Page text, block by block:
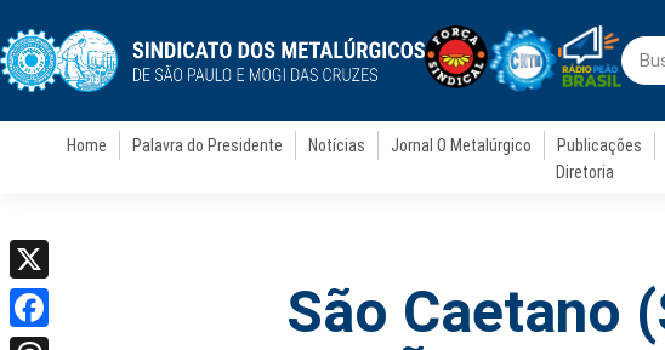
Home Palavra do Presidente Notícias Jornal O Metalúrgico Publicações
Diretoria
São Caetano
X